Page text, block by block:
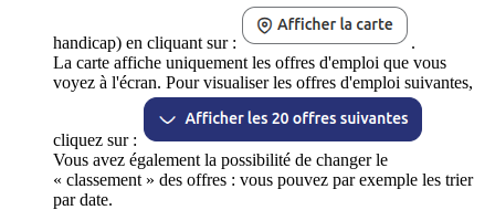
handicap) en cliquant sur :
.
La carte affiche uniquement les offres d'emploi que vous
voyez à l'écran. Pour visualiser les offres d'emploi suivantes,
cliquez sur :
Vous avez également la possibilité de changer le
« classement » des offres : vous pouvez par exemple les trier
par date.